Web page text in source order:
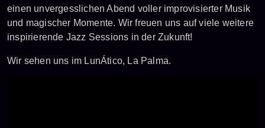
einen unvergesslichen Abend voller improvisierter Musik
und magischer Momente. Wir freuen uns auf viele weitere
inspirierende Jazz Sessions in der Zukunft!
Wir sehen uns im LunÁtico, La Palma.